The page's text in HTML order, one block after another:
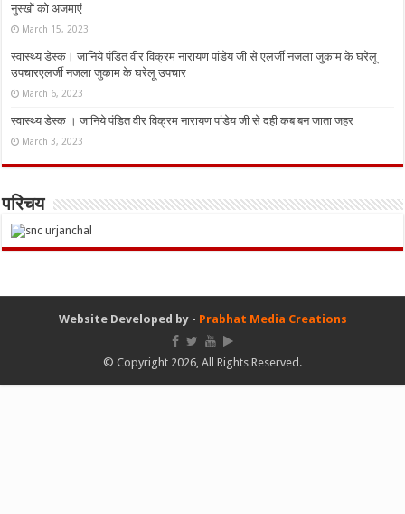
नुस्‍खों को अजमाएं
March 15, 2023
स्वास्थ्य डेस्क। जानिये पंडित वीर विक्रम नारायण पांडेय जी से एलर्जी नजला जुकाम के घरेलू
उपचारएलर्जी नजला जुकाम के घरेलू उपचार
March 6, 2023
स्वास्थ्य डेस्क । जानिये पंडित वीर विक्रम नारायण पांडेय जी से दही कब बन जाता जहर
March 3, 2023
परिचय
Website Developed by - Prabhat Media Creations
© Copyright 2026, All Rights Reserved.